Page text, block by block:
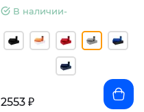
В наличии-
2553 ₽